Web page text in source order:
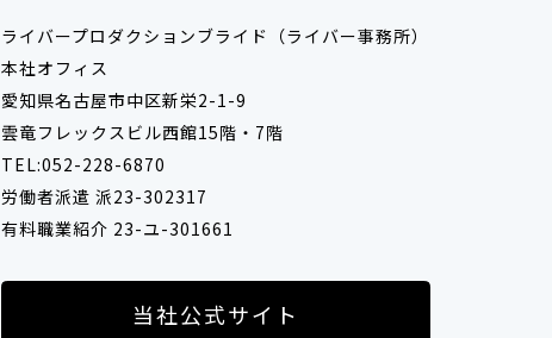
バー所
有利
ライバープロダクションブライド（ライバー事務所）
本社オフィス
愛知県名古屋市中区新栄2-1-9
雲竜フレックスビル西館15階・7階
TEL:052-228-6870
労働者派遣 派23-302317
有料職業紹介 23-ユ-301661
当社公式サイト